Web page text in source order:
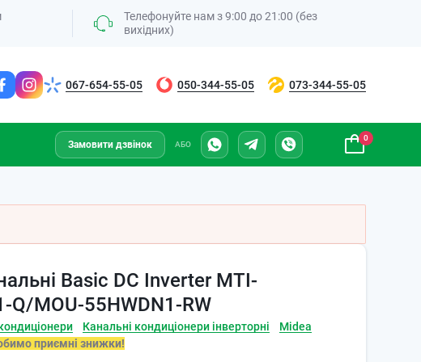
Телефонуйте нам з 9:00 до 21:00 (без
вихідних)
067-654-55-05 050-344-55-05 073-344-55-05
Замовити дзвінок АБО
0
Basic DC Inverter MTI-
Q/MOU-55HWDN1-RW
Канальні кондиціонери інверторні
Midea
приємні знижки!